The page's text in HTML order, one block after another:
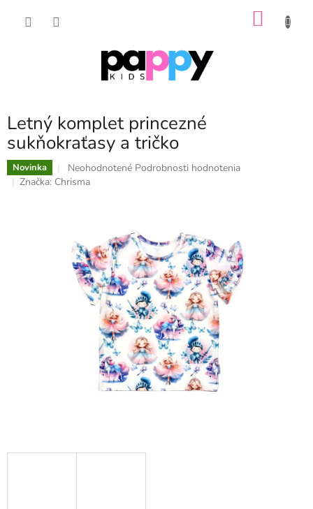
Letný komplet princezné
sukňokraťasy a tričko
Novinka
Priemerné
hodnotenie
5
hviezdičiek.
Neohodnotené Podrobnosti hodnotenia
Značka: Chrisma